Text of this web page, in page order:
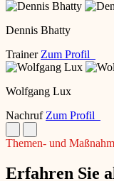
Dennis Bhatty
Trainer Zum Profil
Wolfgang Lux
Nachruf Zum Profil
Themen- und
Erfahren Sie